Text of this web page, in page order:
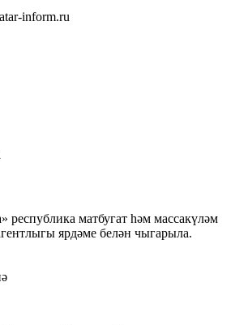
inform.ru
республика матбугат һәм массакүләм
ярдәме белән чыгарыла.